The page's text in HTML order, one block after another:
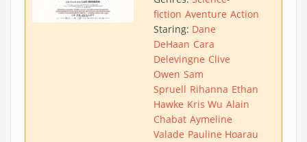
fiction Aventure Action
Staring: Dane
DeHaan Cara
Delevingne Clive
Owen Sam
Spruell Rihanna Ethan
Hawke Kris Wu Alain
Chabat Aymeline
Valade Pauline Hoarau